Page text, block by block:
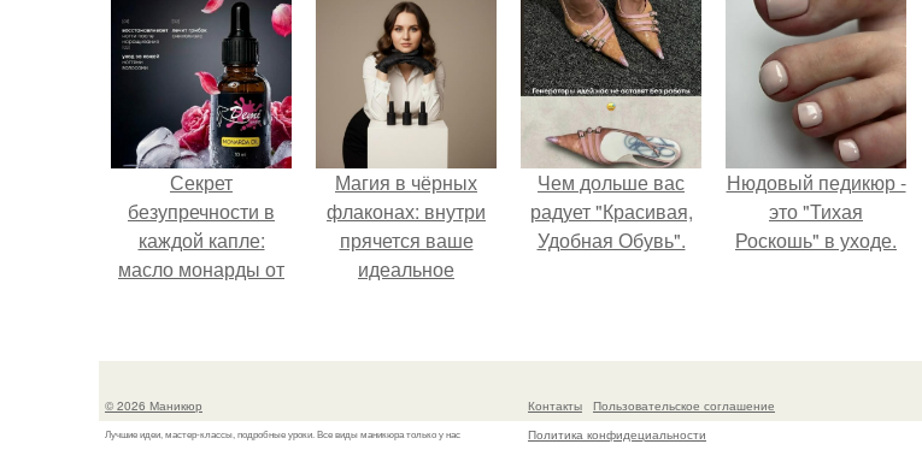
Секрет
безупречности в
каждой капле:
масло монарды от
Магия в чёрных
флаконах: внутри
прячется ваше
идеальное
Чем дольше вас
радует "Красивая,
Удобная Обувь".
Нюдовый педикюр -
это "Тихая
Роскошь" в уходе.
© 2026 Маникюр
Лучшие идеи, мастер-классы, подробные уроки. Все виды маникюра только у нас
Контакты
Пользовательское соглашение
Политика конфидециальности